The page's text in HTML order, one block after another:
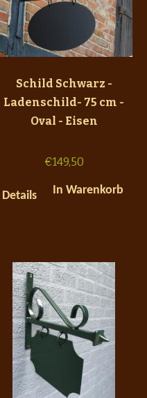
Schild Schwarz -
Ladenschild- 75 cm -
Oval - Eisen
€149,50
Details In Warenkorb